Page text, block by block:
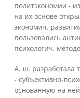
политэкономии -
на их основе
экономич.
пользовались
психологич.
А. ш. разработала
- субъективно-
основанную на